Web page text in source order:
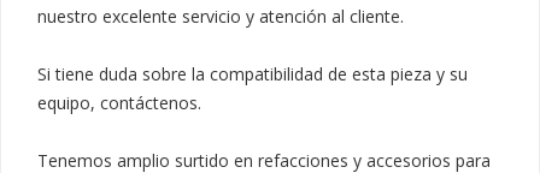
nuestro excelente servicio y atención al cliente.
Si tiene duda sobre la compatibilidad de esta pieza y su
equipo, contáctenos.
Tenemos amplio surtido en refacciones y accesorios para